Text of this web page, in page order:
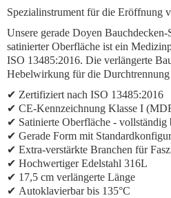
Spezialinstrument für die Eröffnung
Unsere gerade Doyen Bauchdecken-
satinierter Oberfläche ist ein
ISO 13485:2016. Die verlängerte
Hebelwirkung für die Durchtrennung
✔ Zertifiziert nach ISO 13485:2016
✔ CE-Kennzeichnung Klasse I
✔ Satinierte Oberfläche - vollständig
✔ Gerade Form mit
✔ Extra-verstärkte Branchen für
✔ Hochwertiger Edelstahl 316L
✔ 17,5 cm verlängerte Länge
✔ Autoklavierbar bis 135°C